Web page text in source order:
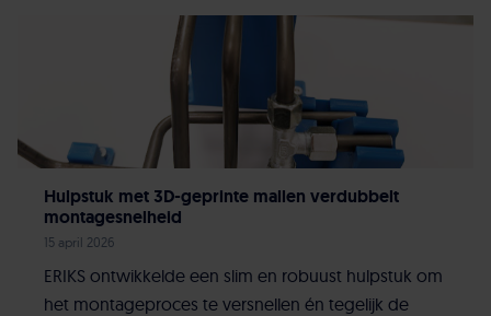
Hulpstuk met 3D-geprinte mallen verdubbelt
montagesnelheid
15 april 2026
ERIKS ontwikkelde een slim en robuust hulpstuk om
het montageproces te versnellen én tegelijk de